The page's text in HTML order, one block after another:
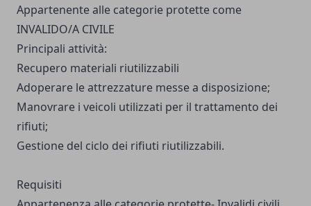
Appartenente alle categorie protette come
INVALIDO/A CIVILE
Principali attività:
Recupero materiali riutilizzabili
Adoperare le attrezzature messe a disposizione;
Manovrare i veicoli utilizzati per il trattamento dei
rifiuti;
Gestione del ciclo dei rifiuti riutilizzabili.
Requisiti